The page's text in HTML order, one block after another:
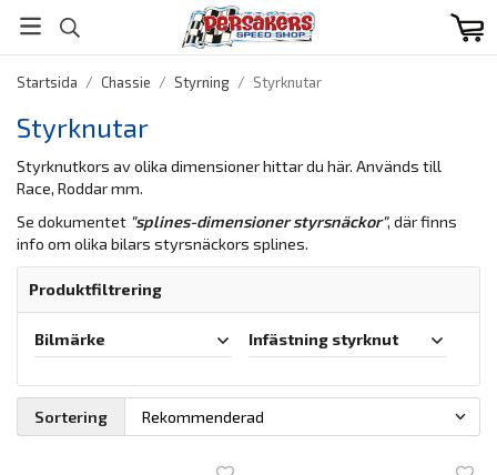
Startsida / Chassie / Styrning / Styrknutar
Styrknutar
Styrknutkors av olika dimensioner hittar du här. Används till
Race, Roddar mm.
Se dokumentet "splines-dimensioner styrsnäckor", där finns
info om olika bilars styrsnäckors splines.
Produktfiltrering
Bilmärke Infästning styrknut
Sortering